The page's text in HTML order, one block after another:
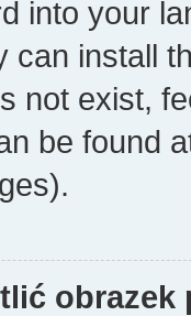
into your
can install
not exist,
be found